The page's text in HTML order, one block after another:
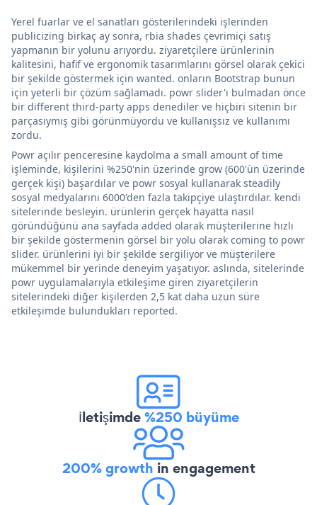
Yerel fuarlar ve el sanatları gösterilerindeki işlerinden
publicizing birkaç ay sonra, rbia shades çevrimiçi satış
yapmanın bir yolunu arıyordu. ziyaretçilere ürünlerinin
kalitesini, hafif ve ergonomik tasarımlarını görsel olarak çekici
bir şekilde göstermek için wanted. onların Bootstrap bunun
için yeterli bir çözüm sağlamadı. powr slider'ı bulmadan önce
bir different third-party apps denediler ve hiçbiri sitenin bir
parçasıymış gibi görünmüyordu ve kullanışsız ve kullanımı
zordu.
Powr açılır penceresine kaydolma a small amount of time
işleminde, kişilerini %250'nin üzerinde grow (600'ün üzerinde
gerçek kişi) başardılar ve powr sosyal kullanarak steadily
sosyal medyalarını 6000'den fazla takipçiye ulaştırdılar. kendi
sitelerinde besleyin. ürünlerin gerçek hayatta nasıl
göründüğünü ana sayfada added olarak müşterilerine hızlı
bir şekilde göstermenin görsel bir yolu olarak coming to powr
slider. ürünlerini iyi bir şekilde sergiliyor ve müşterilere
mükemmel bir yerinde deneyim yaşatıyor. aslında, sitelerinde
powr uygulamalarıyla etkileşime giren ziyaretçilerin
sitelerindeki diğer kişilerden 2,5 kat daha uzun süre
etkileşimde bulundukları reported.
İletişimde%250 büyüme
200% growth in engagement